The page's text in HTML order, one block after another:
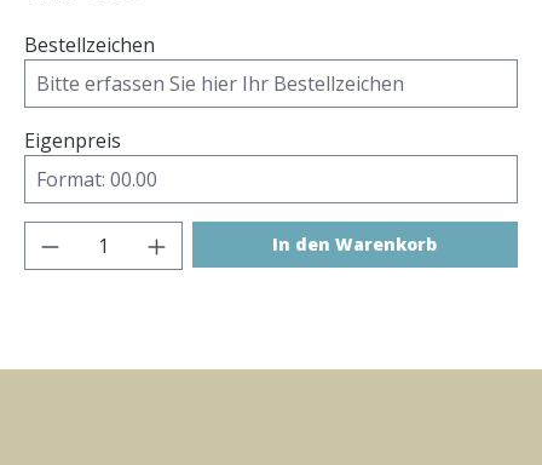
Bestellzeichen
Eigenpreis
Produkt Anzahl: Gib den gewünschten
In den Warenkorb